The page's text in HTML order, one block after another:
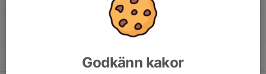
Szymon DydoGodkänn kakor